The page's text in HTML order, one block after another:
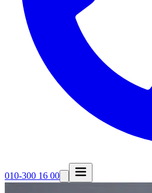
010-300 16 00